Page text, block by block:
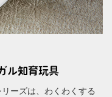
ル知育玩具
ーズは、わくわくする